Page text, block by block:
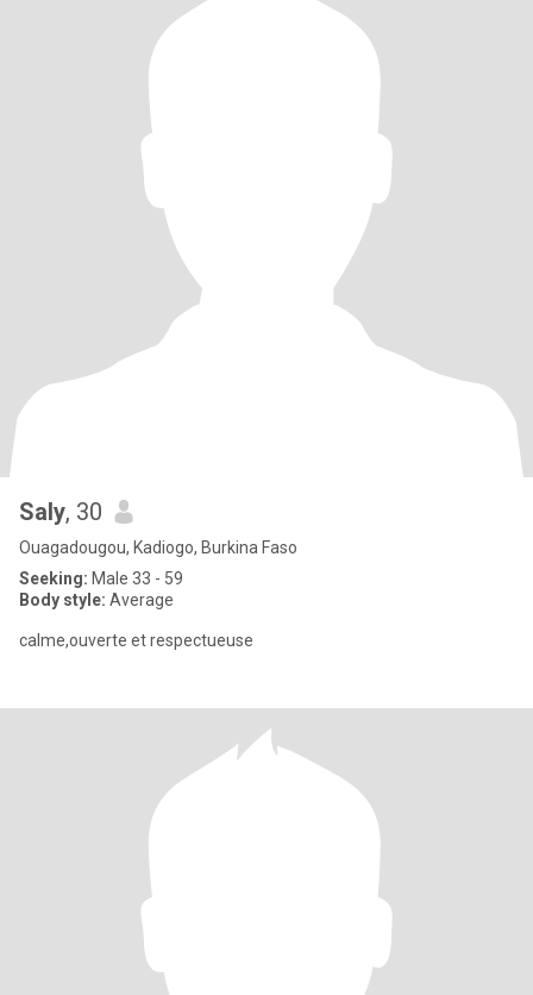
Saly, 30
Ouagadougou, Kadiogo, Burkina Faso
Seeking: Male 33 - 59
Body style: Average
calme,ouverte et respectueuse